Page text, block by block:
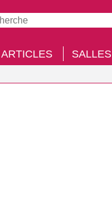
ARTICLES SALLES